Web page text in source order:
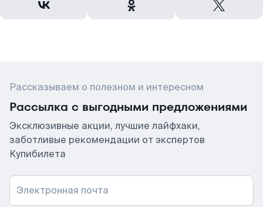
Рассказываем о полезном и интересном
Рассылка с выгодными предложениями
Эксклюзивные акции, лучшие лайфхаки,
заботливые рекомендации от экспертов
Купибилета
Электронная почта